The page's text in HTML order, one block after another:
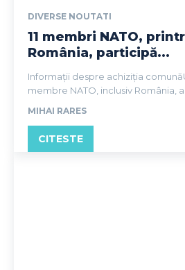
DIVERSE NOUTATI
11 membri NATO,
România, participă...
Informații despre achiziția
membre NATO, inclusiv România,
MIHAI RARES
CITESTE